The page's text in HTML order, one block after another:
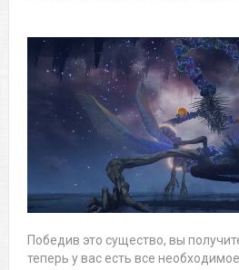
Победив это существо, вы
теперь у вас есть все